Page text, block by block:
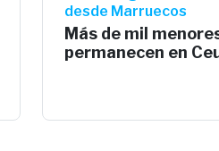
desde Marruecos
Más de mil
permanecen en